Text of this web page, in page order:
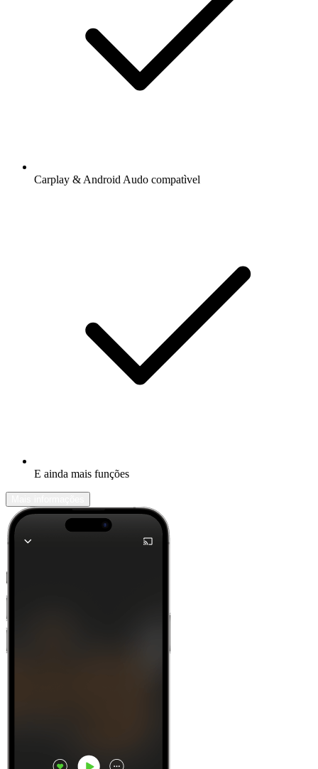
Carplay & Android Audo compatìvel
E ainda mais funções